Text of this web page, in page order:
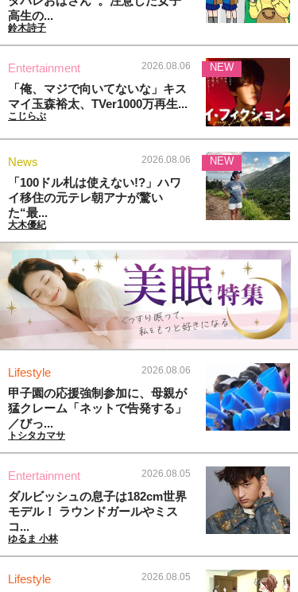
高生の...
鈴木詩子
Entertainment 2026.08.06
「俺、マジで向いてないな」キス
マイ玉森裕太、TVer1000万再生...
こじらぶ
NEW
News 2026.08.06
「100ドル札は使えない!?」ハワ
イ移住の元テレ朝アナが驚い
た“最...
大木優紀
NEW
Lifestyle 2026.08.06
甲子園の応援強制参加に、母親が
猛クレーム「ネットで告発する」
／びっ...
トシタカマサ
Entertainment 2026.08.05
ダルビッシュの息子は182cm世界
モデル！ ラウンドガールやミス
コ...
ゆるま 小林
Lifestyle 2026.08.05